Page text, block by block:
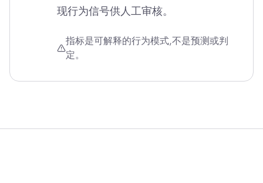
现行为信号供人工审核。
指标是可解释的行为模式,不是预测或判
定。